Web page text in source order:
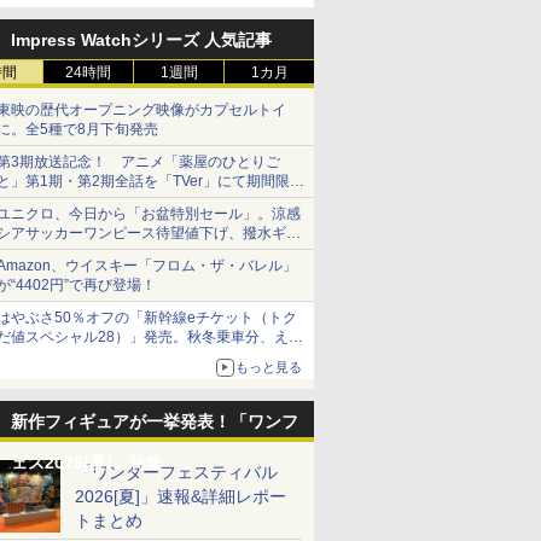
Impress Watchシリーズ 人気記事
24時間 1週間 1カ月
映の歴代オープニング映像がカプセルトイ
。全5種で8月下旬発売
3期放送記念！ アニメ「薬屋のひとりご
」第1期・第2期全話を「TVer」にて期間限定
順次無料配信開始
ニクロ、今日から「お盆特別セール」。涼感
アサッカーワンピース待望値下げ、撥水ギア
ョーツは1990円に
、ウイスキー「フロム・ザ・バレル」
“4402円”で再び登場！
やぶさ50％オフの「新幹線eチケット（トク
値スペシャル28）」発売。秋冬乗車分、えき
もっと見る
新作フィギュアが一挙発表！「ワンフ
ェス2026[夏]」特集「ワンダーフェスティバル
2026[夏]」速報&詳細レポー
トまとめ